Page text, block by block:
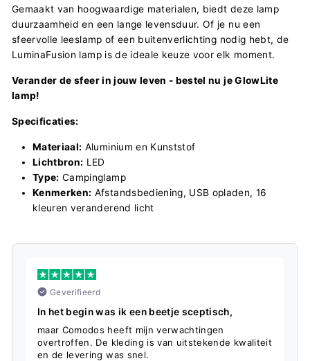
Gemaakt van hoogwaardige materialen, biedt deze lamp
duurzaamheid en een lange levensduur. Of je nu een
sfeervolle leeslamp of een buitenverlichting nodig hebt, de
LuminaFusion lamp is de ideale keuze voor elk moment.
Verander de sfeer in jouw leven - bestel nu je GlowLite
lamp!
Specificaties:
Materiaal: Aluminium en Kunststof
Lichtbron: LED
Type: Campinglamp
Kenmerken: Afstandsbediening, USB opladen, 16
kleuren veranderend licht
Geverifieerd
In het begin was ik een beetje sceptisch,
maar Comodos heeft mijn verwachtingen
overtroffen. De kleding is van uitstekende kwaliteit
en de levering was snel.